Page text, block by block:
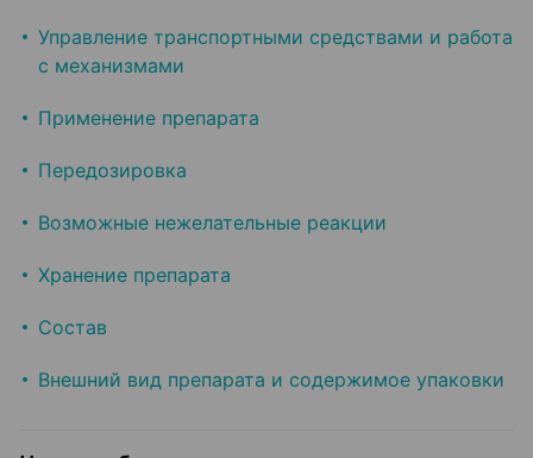
Управление транспортными средствами и работа
с механизмами
Применение препарата
Передозировка
Возможные нежелательные реакции
Хранение препарата
Состав
Внешний вид препарата и содержимое упаковки